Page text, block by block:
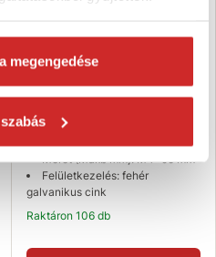
megengedése
EU SELECT Távtartó horgony
kampóval M4x95mm
Méret (Maxb mm): M4x95 mm
Felületkezelés: fehér
galvanikus cink
Raktáron 106 db